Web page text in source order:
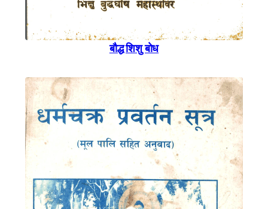
बाैद्ध शिशु बाेध